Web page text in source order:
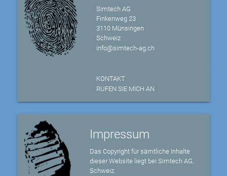
Simtech AG
Finkenweg 23
3110 Münsingen
Schweiz
info@simtech-ag.ch
KONTAKT
RUFEN SIE MICH AN
Impressum
Das Copyright für sämtliche Inhalte
dieser Website liegt bei Simtech AG,
Schweiz.